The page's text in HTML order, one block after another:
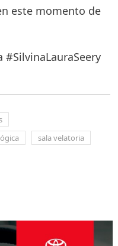
este momento de
sala velatoria